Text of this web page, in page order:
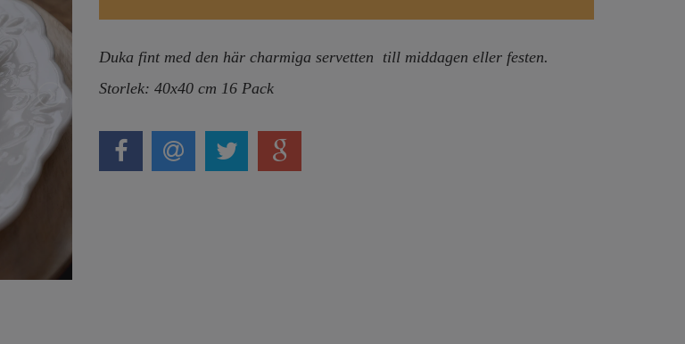
Duka fint med den här charmiga servetten till middagen eller festen.
Storlek: 40x40 cm 16 Pack